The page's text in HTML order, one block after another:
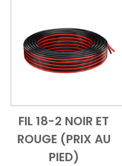
Add to Cart
Vue
FIL 18-2 NOIR ET
ROUGE (PRIX AU
PIED)